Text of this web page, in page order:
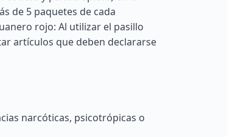
de 5 paquetes de cada
rojo: Al utilizar el pasillo
artículos que deben declararse
narcóticas, psicotrópicas o